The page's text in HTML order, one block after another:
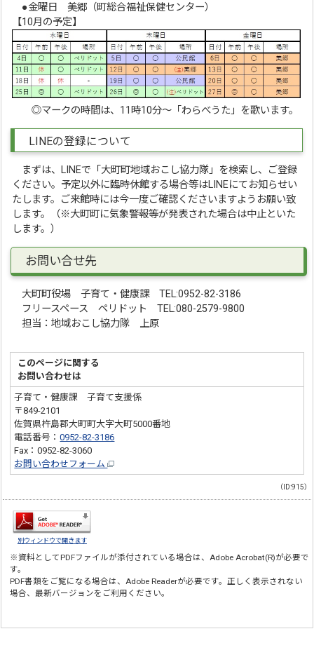
●金曜日 美郷（町総合福祉保健センター）
【10月の予定】
◎マークの時間は、11時10分～「わらべうた」を歌います。
LINEの登録について
まずは、LINEで「大町町地域おこし協力隊」を検索し、ご登録
ください。予定以外に臨時休館する場合等はLINEにてお知らせい
たします。ご来館時には今一度ご確認くださいますようお願い致
します。（※大町町に気象警報等が発表された場合は中止といた
します。）
お問い合せ先
大町町役場 子育て・健康課 TEL:0952-82-3186
フリースペース ペリドット TEL:080-2579-9800
担当：地域おこし協力隊 上原
このページに関する
お問い合わせは
子育て・健康課 子育て支援係
〒849-2101
佐賀県杵島郡大町町大字大町5000番地
電話番号：0952-82-3186
Fax：0952-82-3060
お問い合わせフォーム
（ID:915）
別ウィンドウで開きます
※資料としてPDFファイルが添付されている場合は、Adobe Acrobat(R)が必要で
す。
PDF書類をご覧になる場合は、Adobe Readerが必要です。正しく表示されない
場合、最新バージョンをご利用ください。